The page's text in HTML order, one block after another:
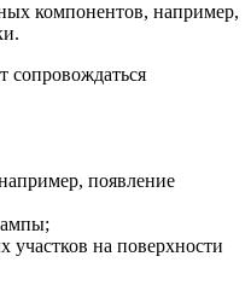
компонентов, например,
сопровождаться
появление
участков на поверхности